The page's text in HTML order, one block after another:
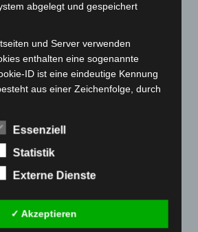
abgelegt und gespeichert
und Server verwenden
enthalten eine sogenannte
ID ist eine eindeutige Kennung
aus einer Zeichenfolge, durch
werden können, in dem das
wurde. Dies ermöglicht es den
und Servern, den individuellen
Person von anderen
andere Cookies enthalten, zu
Cookie-ID wiedererkannt und
Essenziell
Statistik
Externe Dienste
✓ Akzeptieren